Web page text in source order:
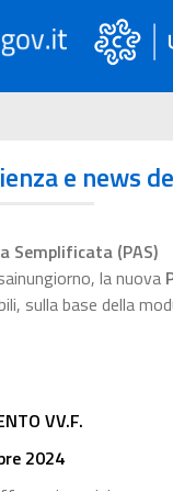
e news
Semplificata (PAS)
la nuova
sulla base della
VV.F.
2024